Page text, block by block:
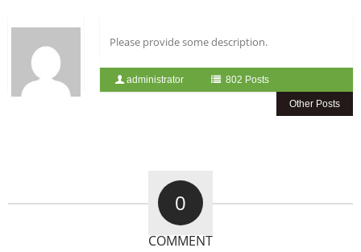
Please provide some description.
administrator 802 Posts
Other Posts
0
COMMENT